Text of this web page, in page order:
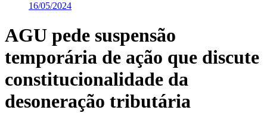
16/05/2024
AGU pede suspensão
temporária de ação que discute
constitucionalidade da
desoneração tributária